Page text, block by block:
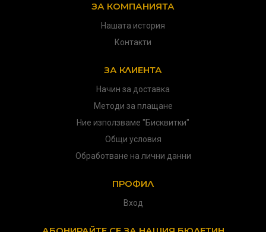
ЗА КОМПАНИЯТА
Нашата история
Контакти
ЗА КЛИЕНТА
Начин за доставка
Методи за плащане
Ние използваме "Бисквитки"
Общи условия
Обработване на лични данни
ПРОФИЛ
Вход